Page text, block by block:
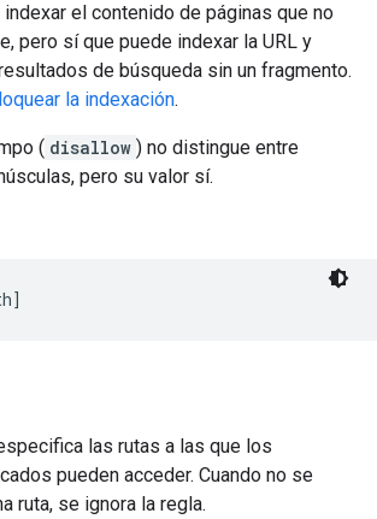
el contenido de páginas que no
pero sí que puede indexar la URL y
de búsqueda sin un fragmento.
la indexación.
( disallow ) no distingue entre
pero su valor sí.
las rutas a las que los
pueden acceder. Cuando no se
ruta, se ignora la regla.